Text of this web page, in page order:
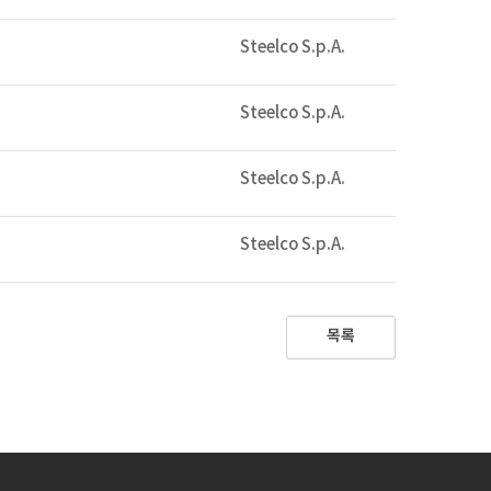
Steelco S.p.A.
Steelco S.p.A.
Steelco S.p.A.
Steelco S.p.A.
목록